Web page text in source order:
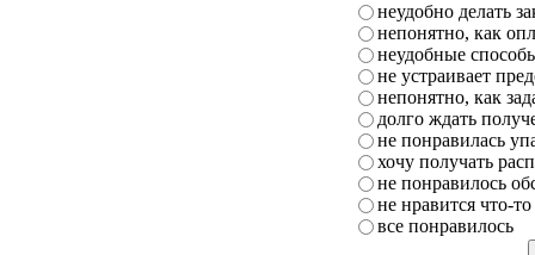
неудобно делать
непонятно, как
неудобные
не устраивает
непонятно, как
долго ждать
не понравилась
хочу получать
не понравилось
не нравится что-
все понравилось